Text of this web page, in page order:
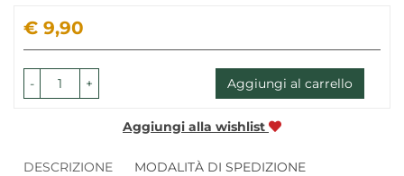
Prezzo
€ 9,90
- + Aggiungi al carrello
Aggiungi alla wishlist
DESCRIZIONE
MODALITÀ DI SPEDIZIONE